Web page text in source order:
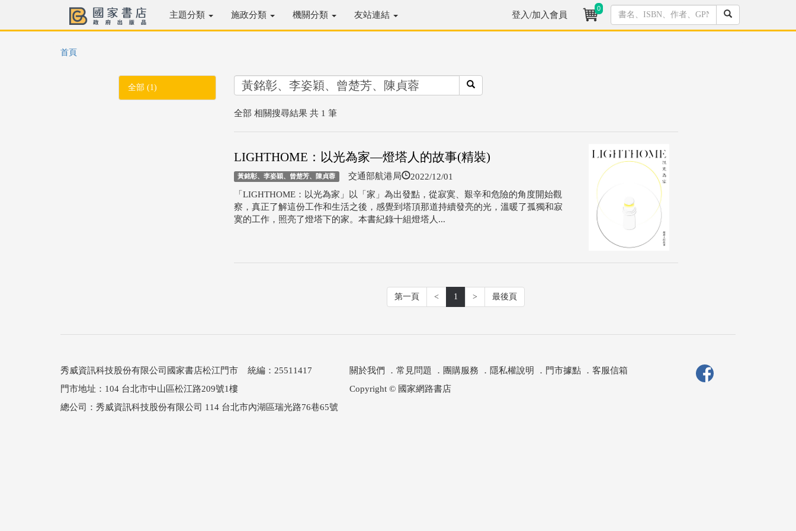
主題分類 施政分類 機關分類 友站連結 登入/加入會員
0
首頁
全部 (1)
全部 相關搜尋結果 共 1 筆
LIGHTHOME：以光為家—燈塔人的故事(精裝)
黃銘彰、李姿穎、曾楚芳、陳貞蓉 交通部航港局 2022/12/01
「LIGHTHOME：以光為家」以「家」為出發點，從寂寞、艱辛和危險的角度開始觀
察，真正了解這份工作和生活之後，感覺到塔頂那道持續發亮的光，溫暖了孤獨和寂
寞的工作，照亮了燈塔下的家。本書紀錄十組燈塔人...
第一頁 < 1 > 最後頁
秀威資訊科技股份有限公司國家書店松江門市 統編：25511417
門市地址：104 台北市中山區松江路209號1樓
關於我們 ． 常見問題 ． 團購服務 ． 隱私權說明 ． 門市據點． 客服信箱
Copyright © 國家網路書店
總公司：秀威資訊科技股份有限公司 114 台北市內湖區瑞光路76巷65號